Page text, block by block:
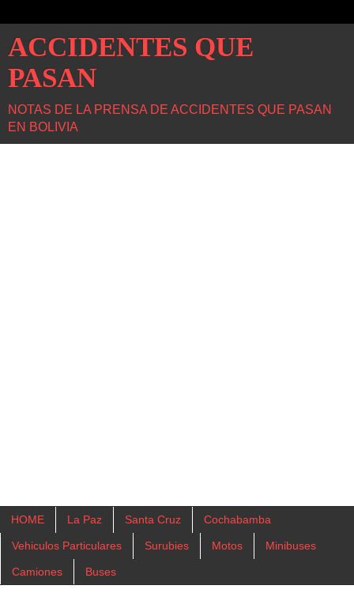
ACCIDENTES QUE
PASAN
NOTAS DE LA PRENSA DE ACCIDENTES QUE PASAN
EN BOLIVIA
HOME La Paz Santa Cruz Cochabamba
Vehiculos Particulares Surubies Motos Minibuses
Camiones Buses